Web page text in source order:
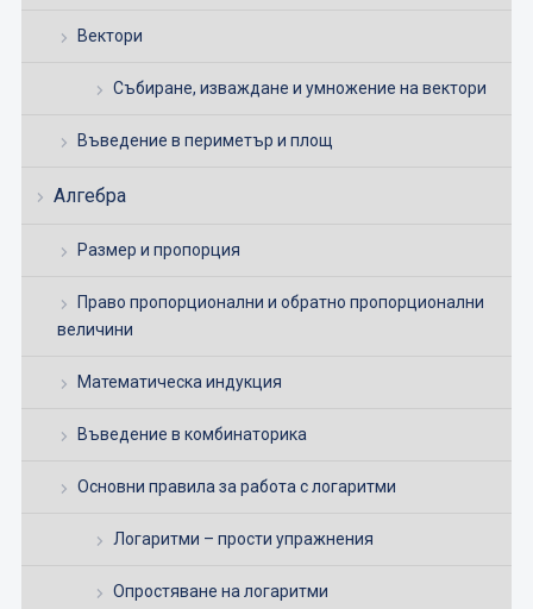
Вектори
Събиране, изваждане и умножение на вектори
Въведение в периметър и площ
Алгебра
Размер и пропорция
Право пропорционални и обратно пропорционални
величини
Математическа индукция
Въведение в комбинаторика
Основни правила за работа с логаритми
Логаритми – прости упражнения
Опростяване на логаритми